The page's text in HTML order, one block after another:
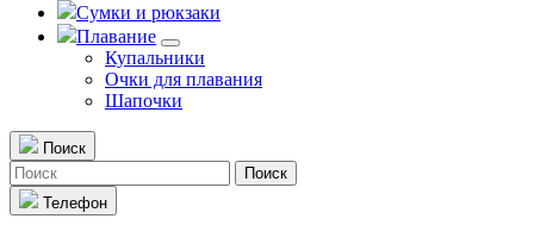
Сумки и рюкзаки
Плавание
Купальники
Очки для плавания
Шапочки
Поиск
Поиск
Телефон